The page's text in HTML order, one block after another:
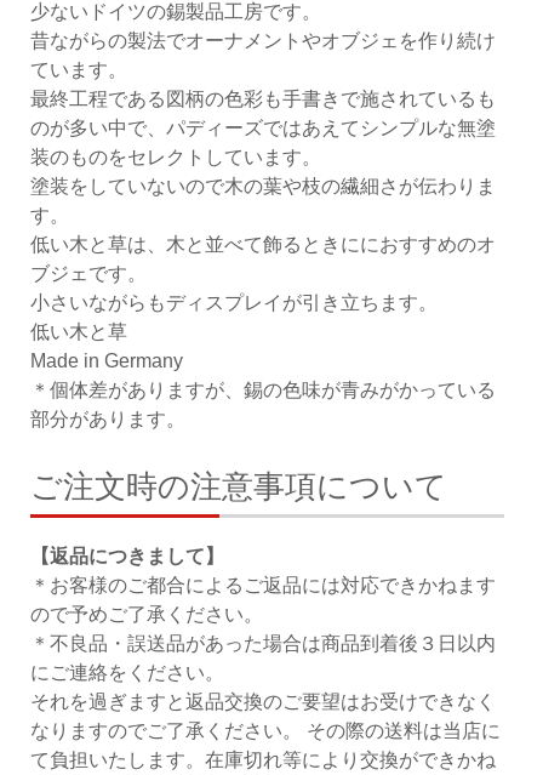
少ないドイツの錫製品工房です。
昔ながらの製法でオーナメントやオブジェを作り続け
ています。
最終工程である図柄の色彩も手書きで施されているも
のが多い中で、パディーズではあえてシンプルな無塗
装のものをセレクトしています。
塗装をしていないので木の葉や枝の繊細さが伝わりま
す。
低い木と草は、木と並べて飾るときににおすすめのオ
ブジェです。
小さいながらもディスプレイが引き立ちます。
低い木と草
Made in Germany
＊個体差がありますが、錫の色味が青みがかっている
部分があります。
ご注文時の注意事項について
【返品につきまして】
＊お客様のご都合によるご返品には対応できかねます
ので予めご了承ください。
＊不良品・誤送品があった場合は商品到着後３日以内
にご連絡をください。
それを過ぎますと返品交換のご要望はお受けできなく
なりますのでご了承ください。 その際の送料は当店に
て負担いたします。在庫切れ等により交換ができかね